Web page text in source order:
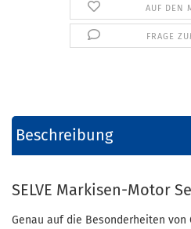
AUF DEN
FRAGE
Beschreibung
SELVE Markisen-Motor
Genau auf die Besonderheiten